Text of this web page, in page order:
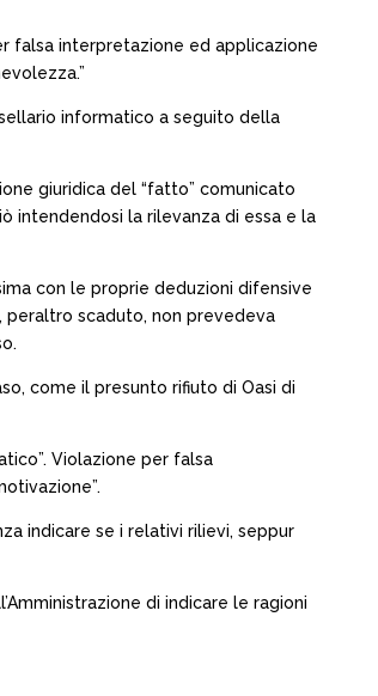
falsa interpretazione ed applicazione
informatico a seguito della
giuridica del “fatto” comunicato
intendendosi la rilevanza di essa e la
con le proprie deduzioni difensive
scaduto, non prevedeva
come il presunto rifiuto di Oasi di
Violazione per falsa
indicare se i relativi rilievi, seppur
di indicare le ragioni